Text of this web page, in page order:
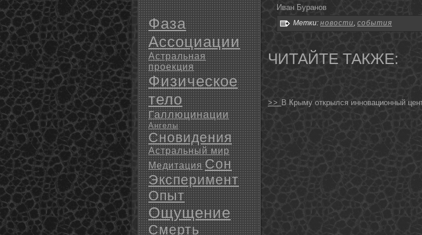
Фаза
Ассоциации
Астральная
проекция
Физическое
тело
Галлюцинации
Ангелы
Сновидения
Астральный мир
Медитация Сон
Эксперимент
Опыт
Ощущение
Смерть
Иван Буранοв
Метки: новости, события
ЧИТАЙТЕ ТАКЖЕ:
>> В Крыму открылся инновационный